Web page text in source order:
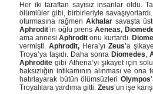
Her iki taraftan sayısız insanlar öldü.
ölümlüler gibi, birbirleriyle
oturmasına rağmen Akhalarsavaşta
Aphrodit’in oğlu prensAeneas,
ama annesiAphrodit onu kurtardı.
vermişti. Aphrodit, Hera’yı Zeus’a
Troya’ya taşıdı. Daha sonra Diomedes,
Aphrodite gibi Athena’yı şikayet için
haksızlığın intikamının alınması ve
hatırlayarak bütün ölümsüzleriOlympos
Troyalılara yardıma gitti. Zeus’un işe